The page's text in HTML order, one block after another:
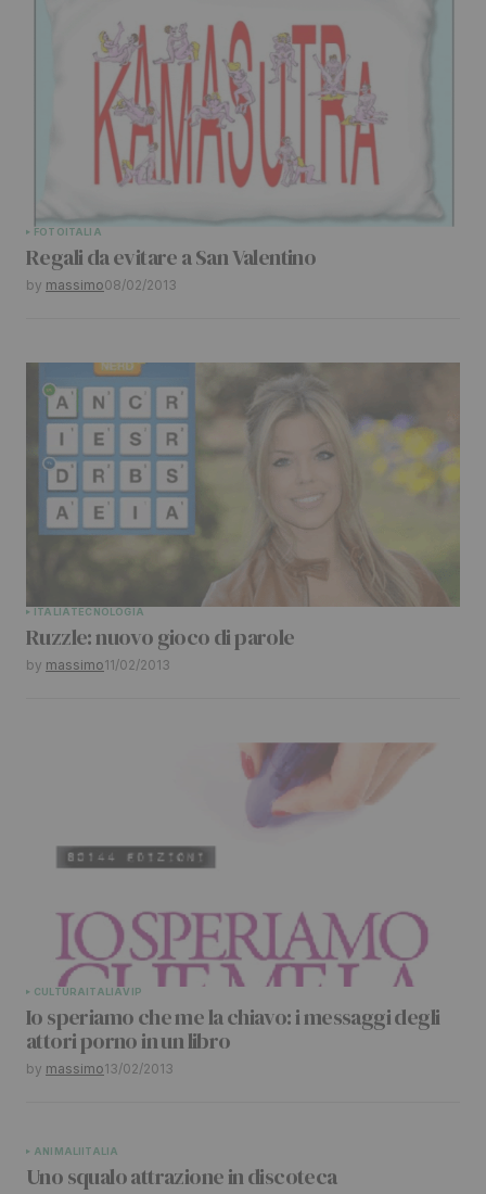
Comment*
FOTOITALIA
Regali da evitare a San Valentino
by massimo08/02/2013
ITALIATECNOLOGIA
Ruzzle: nuovo gioco di parole
by massimo11/02/2013
CULTURAITALIAVIP
Io speriamo che me la chiavo: i messaggi degli
attori porno in un libro
by massimo13/02/2013
ANIMALI ITALIA
Uno squalo attrazione in discoteca